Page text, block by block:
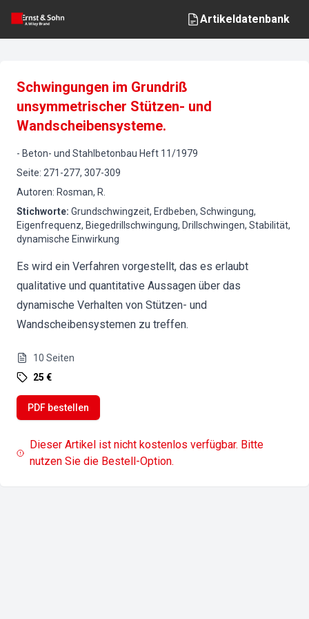
Artikeldatenbank
Schwingungen im Grundriß
unsymmetrischer Stützen- und
Wandscheibensysteme.
- Beton- und Stahlbetonbau Heft 11/1979
Seite: 271-277, 307-309
Autoren: Rosman, R.
Stichworte: Grundschwingzeit, Erdbeben, Schwingung,
Eigenfrequenz, Biegedrillschwingung, Drillschwingen, Stabilität,
dynamische Einwirkung
Es wird ein Verfahren vorgestellt, das es erlaubt
qualitative und quantitative Aussagen über das
dynamische Verhalten von Stützen- und
Wandscheibensystemen zu treffen.
10 Seiten
25 €
PDF bestellen
Dieser Artikel ist nicht kostenlos verfügbar. Bitte
nutzen Sie die Bestell-Option.